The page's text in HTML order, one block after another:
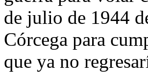
de julio de 1944
Córcega para
que ya no